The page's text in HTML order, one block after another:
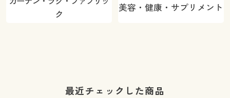
ク
美容・健康・サプリメント
最近チェックした商品